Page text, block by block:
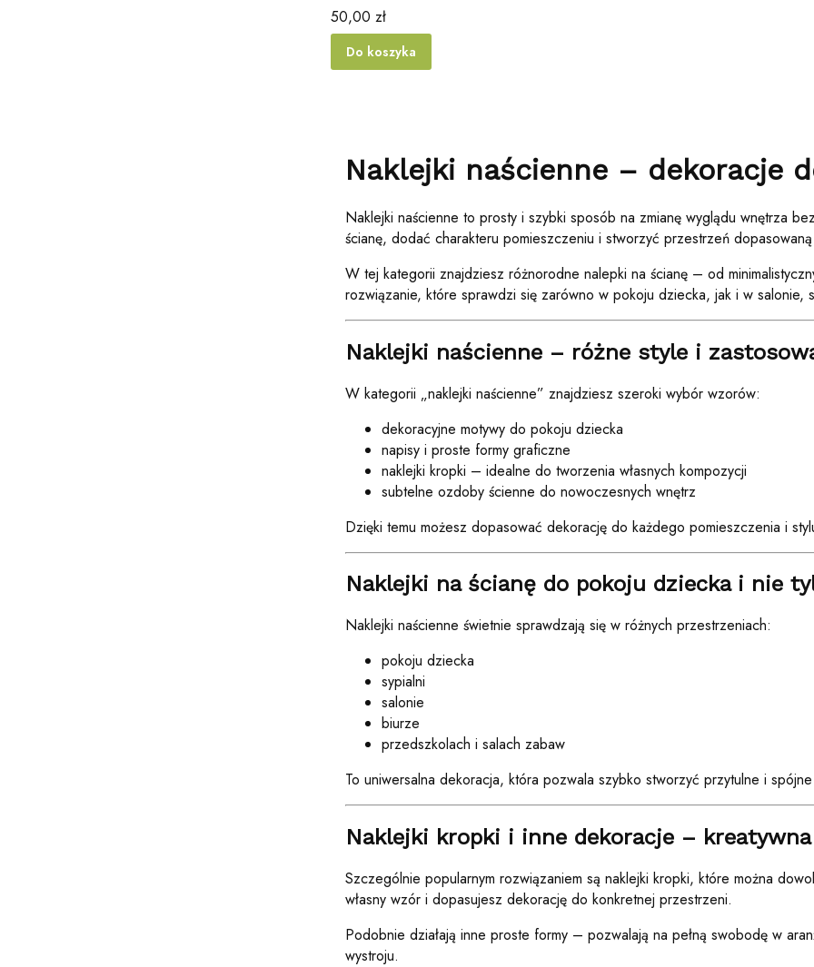
Cena
50,00 zł
Do koszyka
Naklejki naścienne – dekoracje
Naklejki naścienne to prosty i szybki sposób na zmianę wyglądu wnętrza
ścianę, dodać charakteru pomieszczeniu i stworzyć przestrzeń
W tej kategorii znajdziesz różnorodne nalepki na ścianę – od
rozwiązanie, które sprawdzi się zarówno w pokoju dziecka, jak i w salonie,
Naklejki naścienne – różne style i
W kategorii „naklejki naścienne” znajdziesz szeroki wybór wzorów:
dekoracyjne motywy do pokoju dziecka
napisy i proste formy graficzne
naklejki kropki – idealne do tworzenia własnych kompozycji
subtelne ozdoby ścienne do nowoczesnych wnętrz
Dzięki temu możesz dopasować dekorację do każdego pomieszczenia i
Naklejki na ścianę do pokoju dziecka i nie
Naklejki naścienne świetnie sprawdzają się w różnych przestrzeniach:
pokoju dziecka
sypialni
salonie
biurze
przedszkolach i salach zabaw
To uniwersalna dekoracja, która pozwala szybko stworzyć przytulne i
Naklejki kropki i inne dekoracje –
Szczególnie popularnym rozwiązaniem są naklejki kropki, które można
własny wzór i dopasujesz dekorację do konkretnej przestrzeni.
Podobnie działają inne proste formy – pozwalają na pełną swobodę w
wystroju.